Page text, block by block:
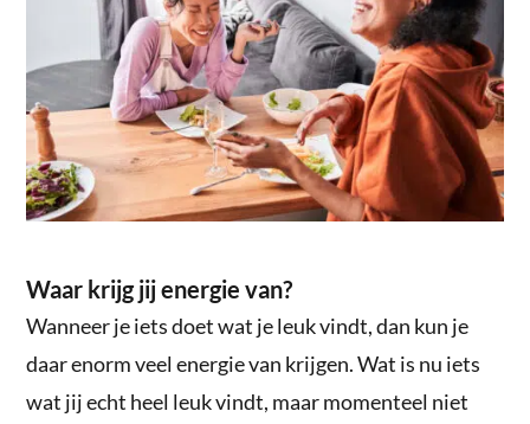
Waar krijg jij energie van?
Wanneer je iets doet wat je leuk vindt, dan kun je
daar enorm veel energie van krijgen. Wat is nu iets
wat jij echt heel leuk vindt, maar momenteel niet